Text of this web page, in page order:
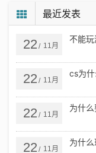
最近发表
22 / 11月
不能
22 / 11月
cs为
22 / 11月
为什
22 / 11月
为什